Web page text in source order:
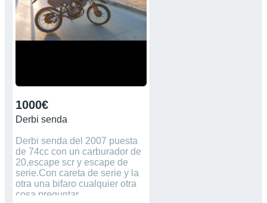
1000€
Derbi senda
Derbi senda del 2007 puesta
de 74cc con un carburador de
20,escape scr y escape de
serie.Con careta de serie y la
otra una bifaro cualquier otra
cosa preguntar.